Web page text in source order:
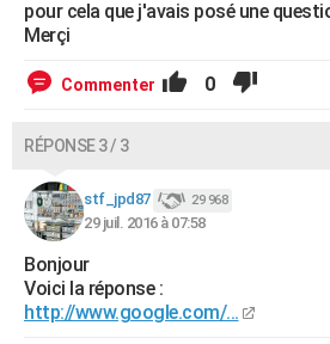
pour cela que j'avais posé une
Merçi
Commenter 0
RÉPONSE 3 / 3
stf_jpd87 29 968
29 juil. 2016 à 07:58
Bonjour
Voici la réponse :
http://www.google.com/...